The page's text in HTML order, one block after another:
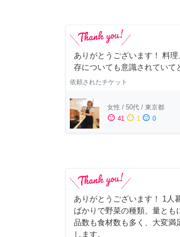
ありがとうございます！ 料
存についても意識されていて
依頼されたチケット
女性 / 50代 / 東京都
sentiment_satisfied 41 sentiment_neutral 1 sentiment_dissatisfied 0
ありがとうございます！ 1人
ばかりで野菜の種類、量とも
品数も食材数も多く、大変満
します。